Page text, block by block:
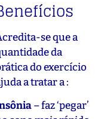
se que a
da
do exercício
a tratar a :
– faz ‘pegar’